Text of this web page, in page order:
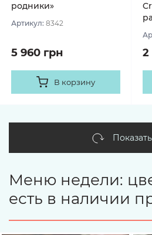
родники»
Артикул: 8342
5 960 грн
В корзину
2
Меню недели:
есть в наличии